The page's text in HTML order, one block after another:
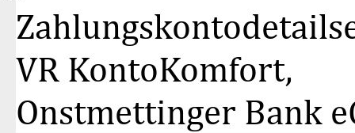
auf
100
VR KontoKomfort,
Onstmettinger Bank